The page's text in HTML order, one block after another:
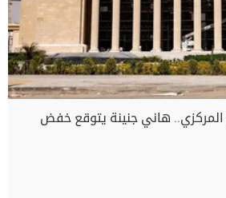
هاني جنينة يتوقع خفض